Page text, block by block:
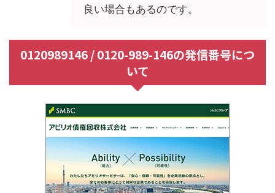
良い場合もあるのです。
0120989146 / 0120-989-146の発信番号につ
いて